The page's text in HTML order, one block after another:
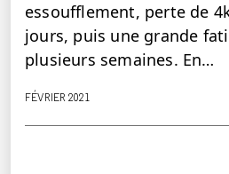
essoufflement, perte de
jours, puis une grande
plusieurs semaines. En…
FÉVRIER 2021